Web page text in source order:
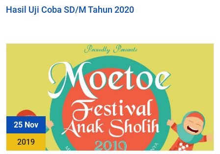
Hasil Uji Coba SD/M Tahun 2020
25 Nov
2019